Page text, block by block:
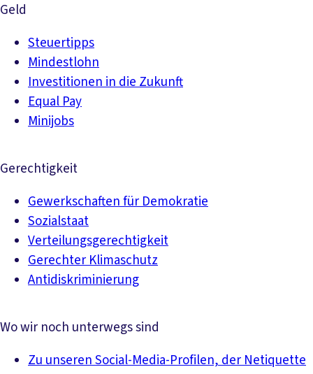
Geld
Steuertipps
Mindestlohn
Investitionen in die Zukunft
Equal Pay
Minijobs
Gerechtigkeit
Gewerkschaften für Demokratie
Sozialstaat
Verteilungsgerechtigkeit
Gerechter Klimaschutz
Antidiskriminierung
Wo wir noch unterwegs sind
Zu unseren Social-Media-Profilen, der Netiquette